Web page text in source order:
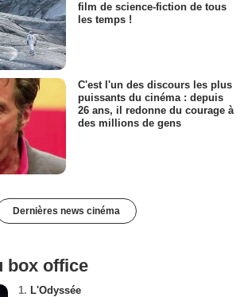
film de science-fiction de tous
les temps !
C'est l'un des discours les plus
puissants du cinéma : depuis
26 ans, il redonne du courage à
des millions de gens
Dernières news cinéma
box office
1. L'Odyssée